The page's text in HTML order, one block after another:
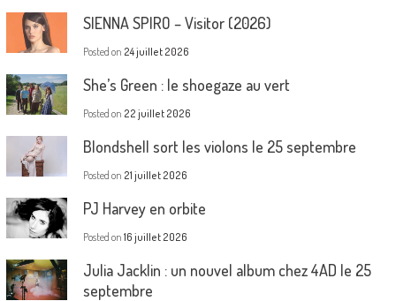
SIENNA SPIRO – Visitor (2026)
Posted on 24 juillet 2026
She’s Green : le shoegaze au vert
Posted on 22 juillet 2026
Blondshell sort les violons le 25 septembre
Posted on 21 juillet 2026
PJ Harvey en orbite
Posted on 16 juillet 2026
Julia Jacklin : un nouvel album chez 4AD le 25
septembre